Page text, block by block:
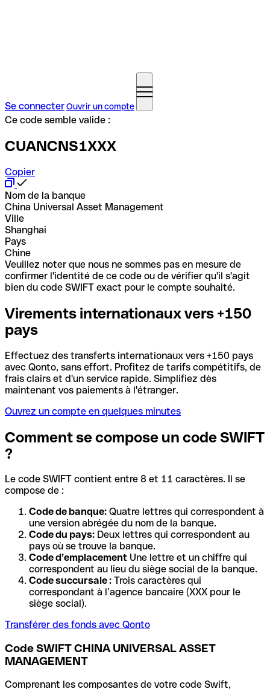
Se connecterOuvrir un compte
Ce code semble valide :
CUANCNS1XXX
Copier
Nom de la banque
China Universal Asset Management
Ville
Shanghai
Pays
Chine
Veuillez noter que nous ne sommes pas en mesure de
confirmer l'identité de ce code ou de vérifier qu'il s'agit
bien du code SWIFT exact pour le compte souhaité.
Virements internationaux vers +150
pays
Effectuez des transferts internationaux vers +150 pays
avec Qonto, sans effort. Profitez de tarifs compétitifs, de
frais clairs et d'un service rapide. Simplifiez dès
maintenant vos paiements à l'étranger.
Ouvrez un compte en quelques minutes
Comment se compose un code SWIFT
?
Le code SWIFT contient entre 8 et 11 caractères. Il se
compose de :
Code de banque: Quatre lettres qui correspondent à
une version abrégée du nom de la banque.
Code du pays: Deux lettres qui correspondent au
pays où se trouve la banque.
Code d’emplacement Une lettre et un chiffre qui
correspondent au lieu du siège social de la banque.
Code succursale : Trois caractères qui
correspondant à l’agence bancaire (XXX pour le
siège social).
Transférer des fonds avec Qonto
Code SWIFT CHINA UNIVERSAL ASSET
MANAGEMENT
Comprenant les composantes de votre code Swift,